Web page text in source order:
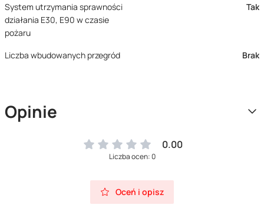
System utrzymania sprawności
działania E30, E90 w czasie
pożaru
Tak
Liczba wbudowanych przegród Brak
Opinie
0.00
Liczba ocen: 0
Oceń i opisz